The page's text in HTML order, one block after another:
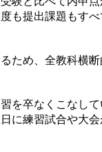
も提出課題もす
ため、全教科横
を卒なくこなし
に練習試合や大